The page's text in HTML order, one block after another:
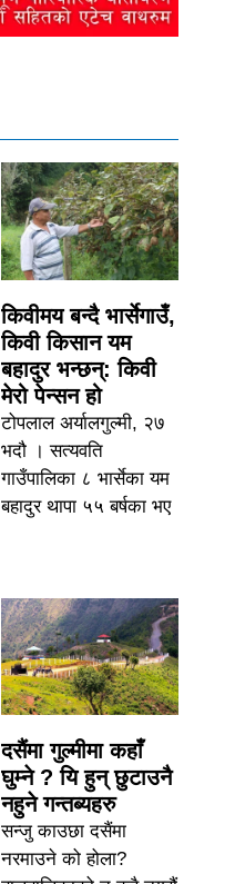
किवीमय बन्दै भार्सेगाउँ,
किवी किसान यम
बहादुर भन्छन्: किवी
मेरो पेन्सन हो
टोपलाल अर्यालगुल्मी, २७
भदौ । सत्यवति
गाउँपालिका ८ भार्सेका यम
बहादुर थापा ५५ बर्षका भए
दसैंमा गुल्मीमा कहाँ
घुम्ने ? यि हुन् छुटाउनै
नहुने गन्तब्यहरु
सन्जु काउछा दसैंमा
नरमाउने को होला?